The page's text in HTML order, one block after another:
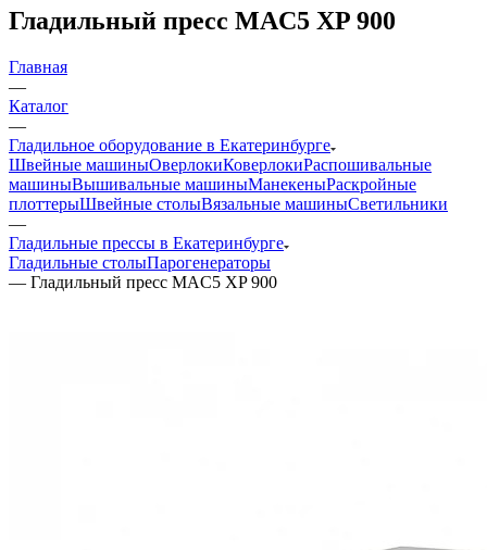
Гладильный пресс MAC5 XP 900
Главная
—
Каталог
—
Гладильное оборудование в Екатеринбурге
Швейные машиныОверлокиКоверлокиРаспошивальные
машиныВышивальные машиныМанекеныРаскройные
плоттерыШвейные столыВязальные машиныСветильники
—
Гладильные прессы в Екатеринбурге
Гладильные столыПарогенераторы
— Гладильный пресс MAC5 XP 900